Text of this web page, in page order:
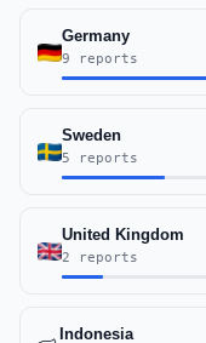
Germany
9 reports
Sweden
5 reports
United Kingdom
2 reports
Indonesia